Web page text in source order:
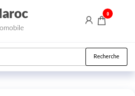
0
Recherche